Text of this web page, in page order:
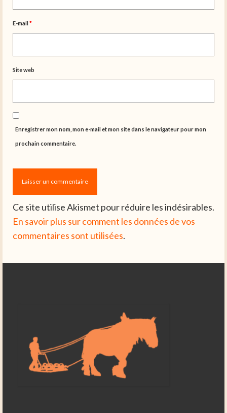
E-mail *
Site web
Enregistrer mon nom, mon e-mail et mon site dans le navigateur pour mon
prochain commentaire.
Ce site utilise Akismet pour réduire les indésirables.
En savoir plus sur comment les données de vos
commentaires sont utilisées.